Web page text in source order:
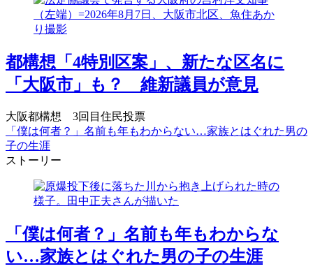
都構想「4特別区案」、新たな区名に
「大阪市」も？ 維新議員が意見
大阪都構想 3回目住民投票
「僕は何者？」名前も年もわからない…家族とはぐれた男の
子の生涯
ストーリー
「僕は何者？」名前も年もわからな
い…家族とはぐれた男の子の生涯